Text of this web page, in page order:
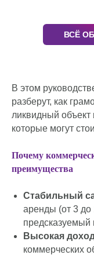
ВСЁ
В этом
разберут, как
ликвидный
которые могут
Почему
преимущества
Стабильный
аренды (от 3 до
предсказуемый
Высокая
коммерческих